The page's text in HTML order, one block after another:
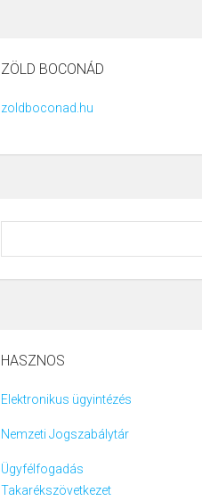
ZÖLD BOCONÁD
zoldboconad.hu
HASZNOS
Elektronikus ügyintézés
Nemzeti Jogszabálytár
Ügyfélfogadás
Takarékszövetkezet